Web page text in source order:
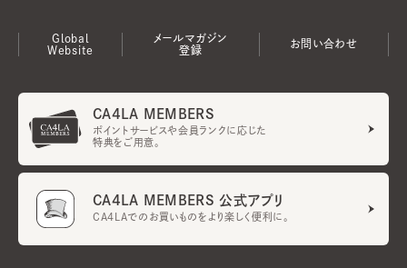
Global
Website
メールマガジン
登録
お問い合わせ
CA4LA MEMBERS
ポイントサービスや会員ランクに応じた
特典をご用意。
CA4LA MEMBERS 公式アプリ
CA4LAでのお買いものをより楽しく便利に。